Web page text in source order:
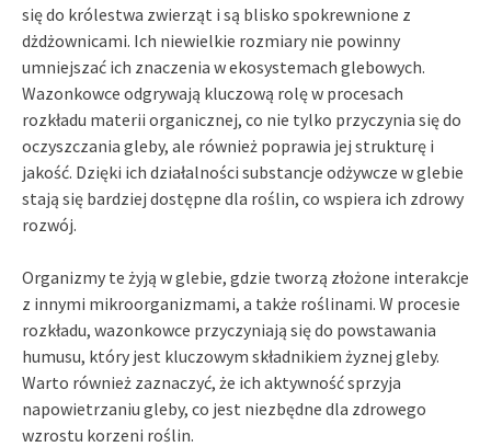
się do królestwa zwierząt i są blisko spokrewnione z
dżdżownicami. Ich niewielkie rozmiary nie powinny
umniejszać ich znaczenia w ekosystemach glebowych.
Wazonkowce odgrywają kluczową rolę w procesach
rozkładu materii organicznej, co nie tylko przyczynia się do
oczyszczania gleby, ale również poprawia jej strukturę i
jakość. Dzięki ich działalności substancje odżywcze w glebie
stają się bardziej dostępne dla roślin, co wspiera ich zdrowy
rozwój.
Organizmy te żyją w glebie, gdzie tworzą złożone interakcje
z innymi mikroorganizmami, a także roślinami. W procesie
rozkładu, wazonkowce przyczyniają się do powstawania
humusu, który jest kluczowym składnikiem żyznej gleby.
Warto również zaznaczyć, że ich aktywność sprzyja
napowietrzaniu gleby, co jest niezbędne dla zdrowego
wzrostu korzeni roślin.